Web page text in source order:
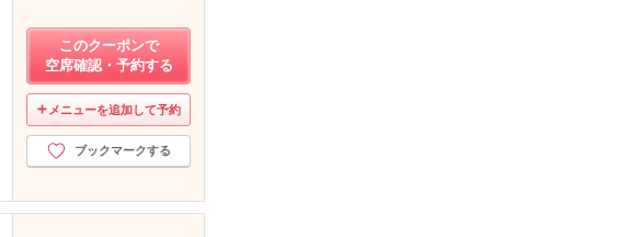
このクーポンで
空席確認・予約する
メニューを追加して予約
ブックマークする